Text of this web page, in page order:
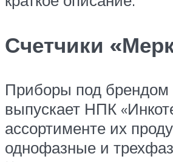
Счетчики
Приборы под брендом
выпускает НПК
ассортименте их
однофазные и